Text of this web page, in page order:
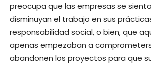
preocupa que las empresas se
disminuyan el trabajo en sus
responsabilidad social, o bien, que
apenas empezaban a
abandonen los proyectos para que